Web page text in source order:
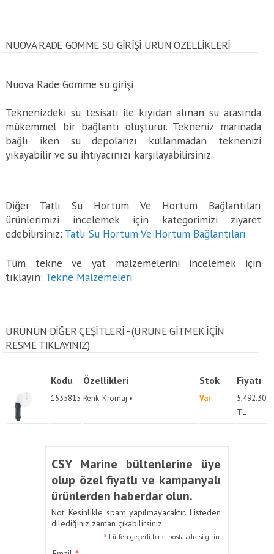
NUOVA RADE GÖMME SU GIRIŞI ÜRÜN ÖZELLİKLERİ
Nuova Rade Gömme su girişi
Teknenizdeki su tesisatı ile kıyıdan alınan su arasında
mükemmel bir bağlantı oluşturur. Tekneniz marinada
bağlı iken su depolarızı kullanmadan teknenizi
yıkayabilir ve su ihtiyacınızı karşılayabilirsiniz.
Diğer Tatlı Su Hortum Ve Hortum Bağlantıları
ürünlerimizi incelemek için kategorimizi ziyaret
edebilirsiniz: Tatlı Su Hortum Ve Hortum Bağlantıları
Tüm tekne ve yat malzemelerini incelemek için
tıklayın: Tekne Malzemeleri
ÜRÜNÜN DİĞER ÇEŞİTLERİ - (ÜRÜNE GITMEK IÇIN
RESME TIKLAYINIZ)
Kodu Özellikleri Stok Fiyatı
1535815 Renk: Kromaj • Var
5,492.30
TL
CSY Marine bültenlerine üye
olup özel fiyatlı ve kampanyalı
ürünlerden haberdar olun.
Not: Kesinlikle spam yapılmayacaktır. Listeden
dilediğiniz zaman çıkabilirsiniz.
* Lütfen geçerli bir e-posta adresi girin.